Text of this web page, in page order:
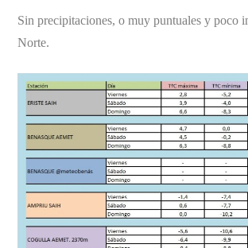
Sin precipitaciones, o muy puntuales y poco
Norte.